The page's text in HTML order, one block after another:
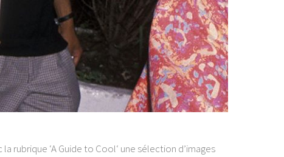
rubrique ‘A Guide to Cool‘ une sélection d’images